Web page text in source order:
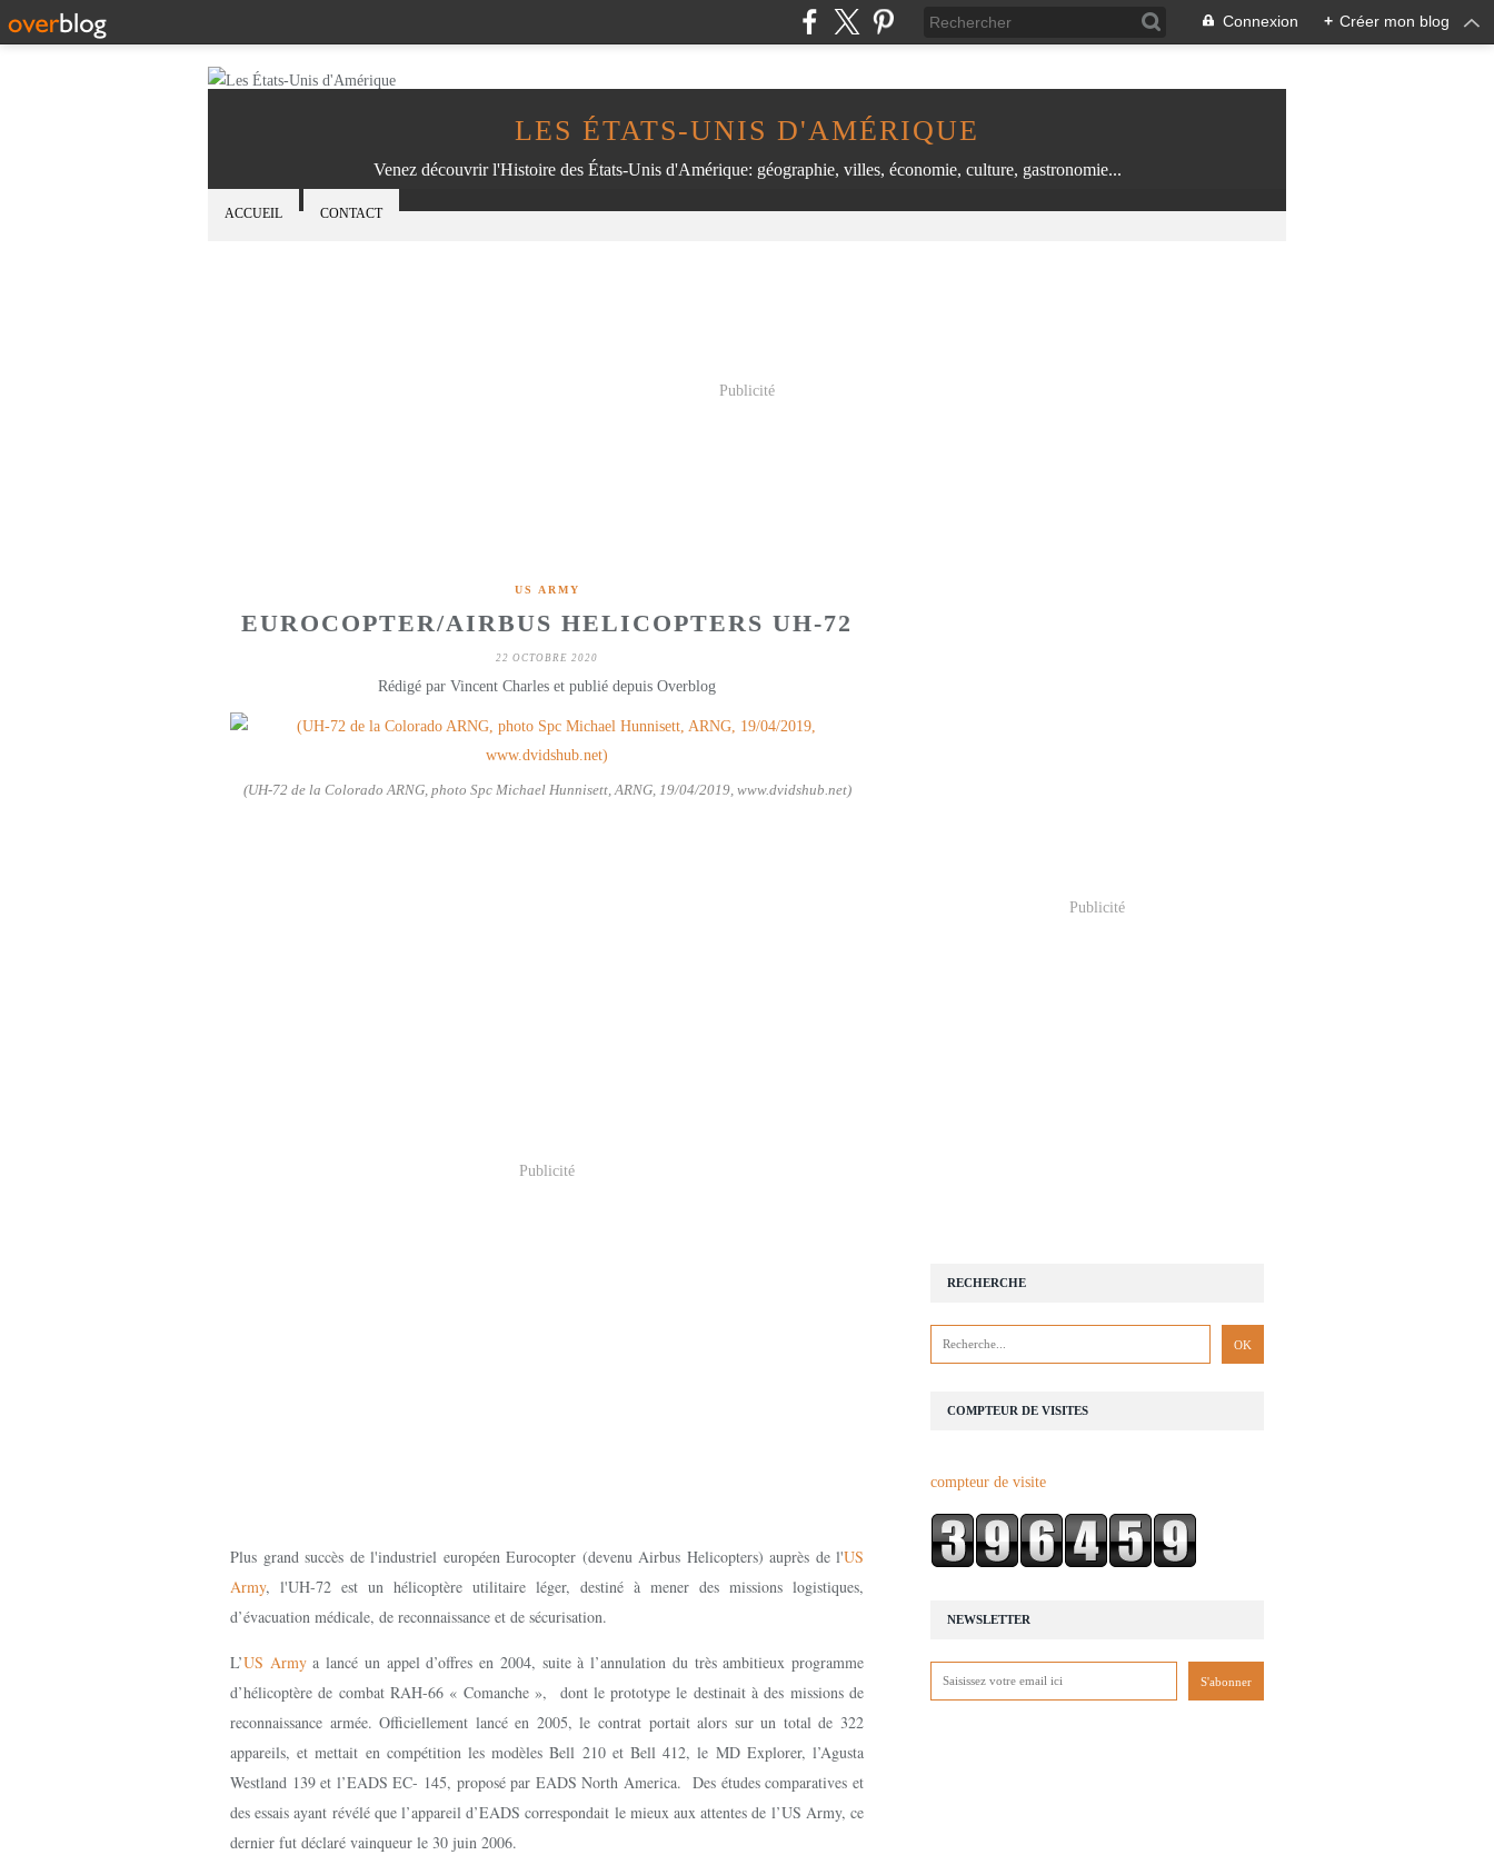
Connexion + Créer mon blog
LES ÉTATS-UNIS D'AMÉRIQUE
Venez découvrir l'Histoire des États-Unis d'Amérique: géographie, villes, économie, culture, gastronomie...
ACCUEIL CONTACT
Publicité
US ARMY
EUROCOPTER/AIRBUS HELICOPTERS UH-72
22 OCTOBRE 2020
Rédigé par Vincent Charles et publié depuis Overblog
(UH-72 de la Colorado ARNG, photo Spc Michael Hunnisett, ARNG, 19/04/2019, www.dvidshub.net)
Publicité
Plus grand succès de l'industriel européen Eurocopter (devenu Airbus Helicopters) auprès de l'US
Army, l'UH-72 est un hélicoptère utilitaire léger, destiné à mener des missions logistiques,
d’évacuation médicale, de reconnaissance et de sécurisation.
L’US Armya lancé un appel d’offres en 2004, suite à l’annulation du très ambitieux programme
d’hélicoptère de combat RAH-66 « Comanche », dont le prototype le destinait à des missions de
reconnaissance armée. Officiellement lancé en 2005, le contrat portait alors sur un total de 322
appareils, et mettait en compétition les modèles Bell 210 et Bell 412, le MD Explorer, l’Agusta
Westland 139 et l’EADS EC- 145, proposé par EADS North America. Des études comparatives et
des essais ayant révélé que l’appareil d’EADS correspondait le mieux aux attentes de l’US Army, ce
dernier fut déclaré vainqueur le 30 juin 2006.
Publicité
NEWSLETTER
RECHERCHE
COMPTEUR DE VISITES
compteur de visite